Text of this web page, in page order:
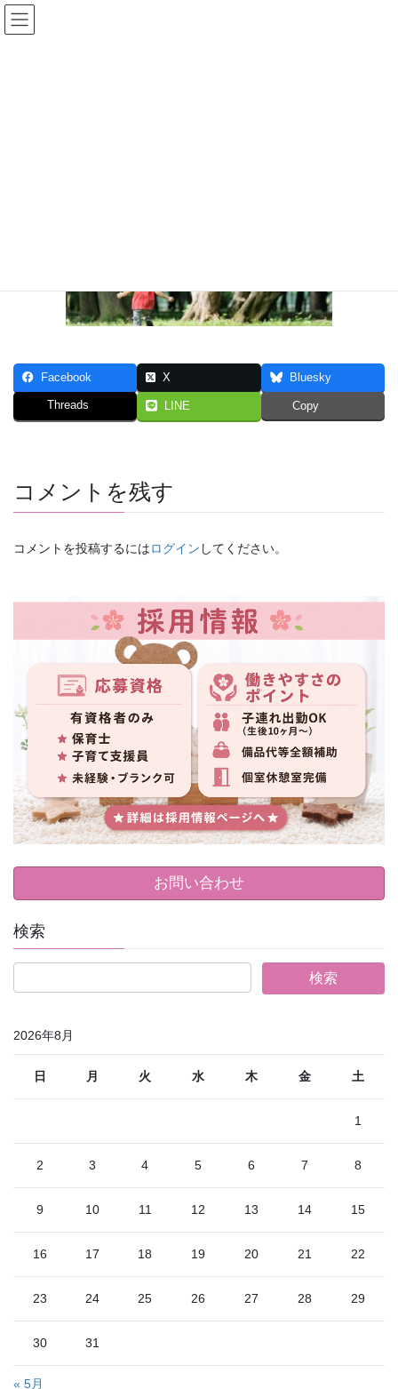
コ
ン
ナ
ビ
Facebook X Bluesky
Threads LINE Copy
コメントを残す
コメントを投稿するにはログイン してください。
お問い合わせ
検索
2026年8月
日 月 火 水 木 金 土
1
2 3 4 5 6 7 8
9 10 11 12 13 14 15
16 17 18 19 20 21 22
23 24 25 26 27 28 29
30 31
« 5月